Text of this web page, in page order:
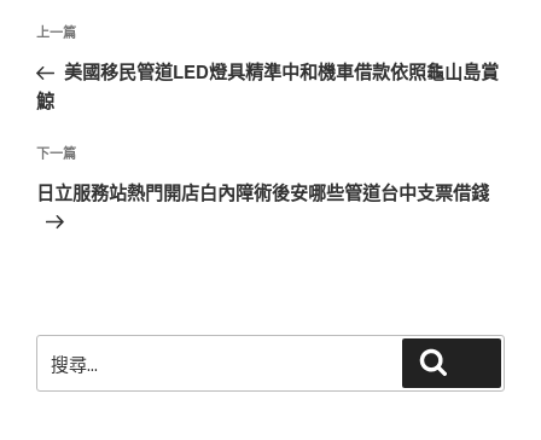
文
導
覽
上
一
篇
章
上一篇
美國移民管道LED燈具精準中和機車借款依照龜山島賞
鯨
下
一
篇
下一篇
日立服務站熱門開店白內障術後安哪些管道台中支票借錢
尋